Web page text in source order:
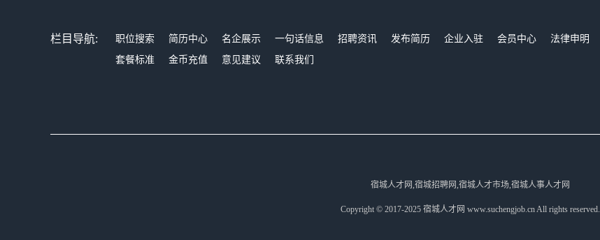
栏目导航: 职位搜索 简历中心 名企展示 一句话信息 招聘资讯 发布简历 企业入驻 会员中心
法律申明
套餐标准
金币充值 意见建议 联系我们
宿城人才网,宿城招聘网,宿城人才市场,宿城人事人才网
Copyright © 2017-2025 宿城人才网 www.suchengjob.cn All rights reserved.